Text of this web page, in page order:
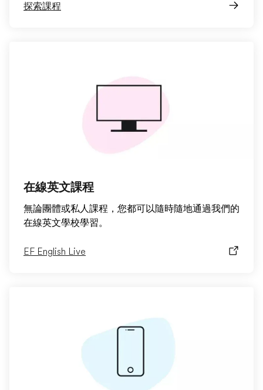
探索課程
在線英文課程
無論團體或私人課程，您都可以隨時隨地通過我們的
在線英文學校學習。
EF English Live